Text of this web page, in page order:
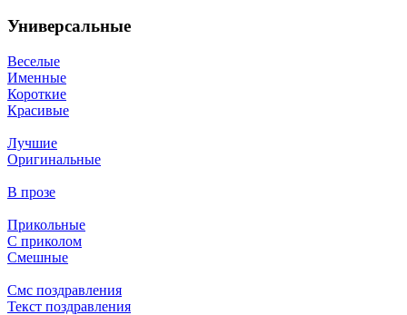
Универсальные
Веселые
Именные
Короткие
Красивые
Лучшие
Оригинальные
В прозе
Прикольные
С приколом
Смешные
Смс поздравления
Текст поздравления